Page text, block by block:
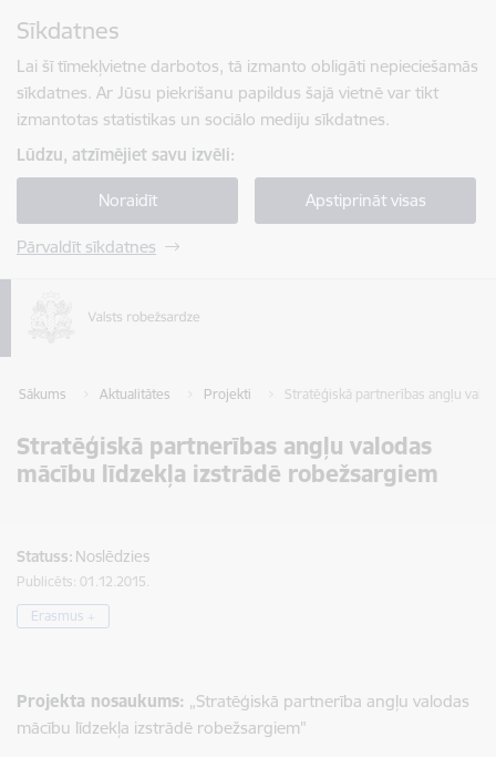
Sīkdatnes
Lai šī tīmekļvietne darbotos, tā izmanto obligāti nepieciešamās
sīkdatnes. Ar Jūsu piekrišanu papildus šajā vietnē var tikt
izmantotas statistikas un sociālo mediju sīkdatnes.
Lūdzu, atzīmējiet savu izvēli:
Noraidīt Apstiprināt visas
Pārvaldīt sīkdatnes
Sākums Aktualitātes Projekti Stratēģiskā partnerības angļu
Stratēģiskā partnerības angļu valodas
mācību līdzekļa izstrādē robežsargiem
Statuss: Noslēdzies
Publicēts: 01.12.2015.
Erasmus +
Projekta nosaukums: „Stratēģiskā partnerība angļu valodas
mācību līdzekļa izstrādē robežsargiem"